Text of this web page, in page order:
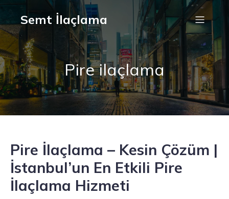
Semt İlaçlama
Pire ilaçlama
Pire İlaçlama – Kesin Çözüm |
İstanbul’un En Etkili Pire
İlaçlama Hizmeti